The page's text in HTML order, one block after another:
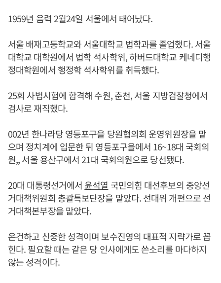
1959년 음력 2월24일 서울에서 태어났다.
서울 배재고등학교와 서울대학교 법학과를 졸업했다. 서울
대학교 대학원에서 법학 석사학위, 하버드대학교 케네디행
정대학원에서 행정학 석사학위를 취득했다.
25회 사법시험에 합격해 수원, 춘천, 서울 지방검찰청에서
검사로 재직했다.
002년 한나라당 영등포구을 당원협의회 운영위원장을 맡
으며 정치계에 입문한 뒤 영등포구을에서 16~18대 국회의
원,, 서울 용산구에서 21대 국회의원으로 당선됐다.
20대 대통령선거에서 윤석열 국민의힘 대선후보의 중앙선
거대책위원회 총괄특보단장을 맡았다. 선대위 개편으로 선
거대책본부장을 맡았다.
온건하고 신중한 성격이며 보수진영의 대표적 지략가로 꼽
힌다. 필요할 때는 같은 당 인사에게도 쓴소리를 마다하지
않는 성격이다.